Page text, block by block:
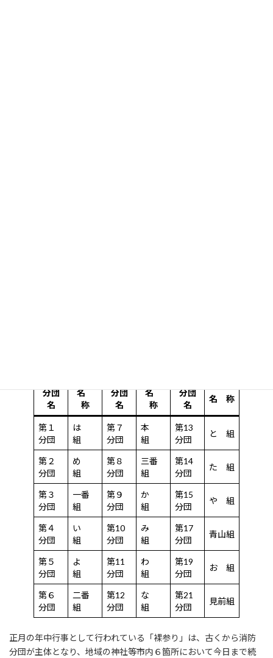
分団
名
名
称
分団
名
名
称
分団
名
名 称
第１
分団
は
組
第７
分団
本
組
第13
分団
と 組
第２
分団
め
組
第８
分団
三番
組
第14
分団
た 組
第３
分団
一番
組
第９
分団
か
組
第15
分団
や 組
第４
分団
い
組
第10
分団
み
組
第17
分団
青山組
第５
分団
よ
組
第11
分団
わ
組
第19
分団
お 組
第６
分団
二番
組
第12
分団
な
組
第21
分団
見前組
正月の年中行事として行われている「裸参り」は、古くから消防
分団が主体となり、地域の神社等市内６箇所において今日まで続